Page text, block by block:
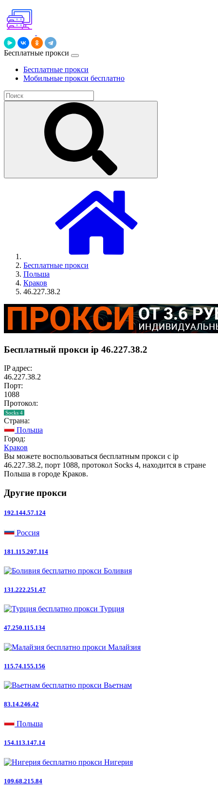
Бесплатные прокси
Бесплатные прокси
Мобильные прокси бесплатно
Бесплатные прокси
Польша
Краков
46.227.38.2
Бесплатный прокси ip 46.227.38.2
IP адрес:
46.227.38.2
Порт:
1088
Протокол:
Socks 4
Страна:
Польша
Город:
Краков
Вы можете воспользоваться бесплатным прокси с ip
46.227.38.2, порт 1088, протокол Socks 4, находится в стране
Польша в городе Краков.
Другие прокси
192.144.57.124
Россия
181.115.207.114
Боливия
131.222.251.47
Турция
47.250.115.134
Малайзия
115.74.155.156
Вьетнам
83.14.246.42
Польша
154.113.147.14
Нигерия
109.68.215.84